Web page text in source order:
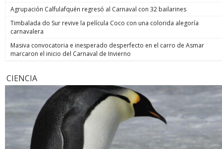
Agrupación Calfulafquén regresó al Carnaval con 32 bailarines
Timbalada do Sur revive la película Coco con una colorida alegoría
carnavalera
Masiva convocatoria e inesperado desperfecto en el carro de Asmar
marcaron el inicio del Carnaval de Invierno
CIENCIA